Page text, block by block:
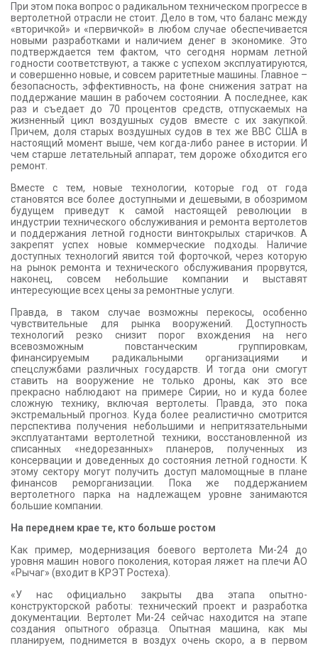
При этом пока вопрос о радикальном техническом прогрессе в
вертолетной отрасли не стоит. Дело в том, что баланс между
«вторичкой» и «первичкой» в любом случае обеспечивается
новыми разработками и наличием денег в экономике. Это
подтверждается тем фактом, что сегодня нормам летной
годности соответствуют, а также с успехом эксплуатируются,
и совершенно новые, и совсем раритетные машины. Главное –
безопасность, эффективность, на фоне снижения затрат на
поддержание машин в рабочем состоянии. А последнее, как
раз и съедает до 70 процентов средств, отпускаемых на
жизненный цикл воздушных судов вместе с их закупкой.
Причем, доля старых воздушных судов в тех же ВВС США в
настоящий момент выше, чем когда-либо ранее в истории. И
чем старше летательный аппарат, тем дороже обходится его
ремонт.
Вместе с тем, новые технологии, которые год от года
становятся все более доступными и дешевыми, в обозримом
будущем приведут к самой настоящей революции в
индустрии технического обслуживания и ремонта вертолетов
и поддержания летной годности винтокрылых старичков. А
закрепят успех новые коммерческие подходы. Наличие
доступных технологий явится той форточкой, через которую
на рынок ремонта и технического обслуживания прорвутся,
наконец, совсем небольшие компании и выставят
интересующие всех цены за ремонтные услуги.
Правда, в таком случае возможны перекосы, особенно
чувствительные для рынка вооружений. Доступность
технологий резко снизит порог вхождения на него
всевозможным повстанческим группировкам,
финансируемым радикальными организациями и
спецслужбами различных государств. И тогда они смогут
ставить на вооружение не только дроны, как это все
прекрасно наблюдают на примере Сирии, но и куда более
сложную технику, включая вертолеты. Правда, это пока
экстремальный прогноз. Куда более реалистично смотрится
перспектива получения небольшими и непритязательными
эксплуатантами вертолетной техники, восстановленной из
списанных «недорезанных» планеров, полученных из
консервации и доведенных до состояния летной годности. К
этому сектору могут получить доступ маломощные в плане
финансов реморганизации. Пока же поддержанием
вертолетного парка на надлежащем уровне занимаются
большие компании.
На переднем крае те, кто больше ростом
Как пример, модернизация боевого вертолета Ми-24 до
уровня машин нового поколения, которая ляжет на плечи АО
«Рычаг» (входит в КРЭТ Ростеха).
«У нас официально закрыты два этапа опытно-
конструкторской работы: технический проект и разработка
документации. Вертолет Ми-24 сейчас находится на этапе
создания опытного образца. Опытная машина, как мы
планируем, поднимется в воздух очень скоро, а в первом